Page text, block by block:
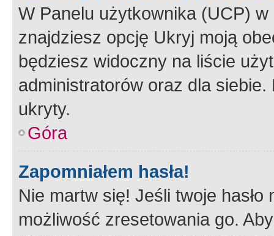
W Panelu użytkownika (UCP) w
znajdziesz opcję Ukryj moją
będziesz widoczny na liście
administratorów oraz dla
ukryty.
Góra
Zapomniałem hasła!
Nie martw się! Jeśli twoje
możliwość zresetowania go.